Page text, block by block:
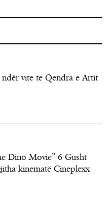
vite te Qendra e Artit
Dino Movie” 6 Gusht
kinematë Cineplexx